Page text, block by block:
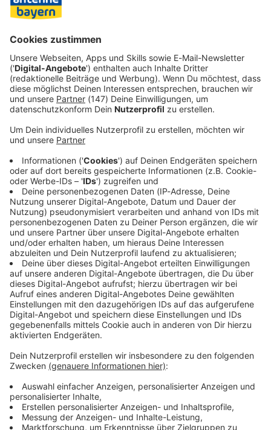
zur Kenntnis genommen habe, bleibt es schockierend,
dass jemand diesen Gedankengang nicht nur haben,
sondern auch verschriftlichen und verschicken würde.»
Immer auf dem Laufenden
bleiben!
Verpass' nichts mehr - mit unserem kostenlosen
ANTENNE BAYERN Newsletter. Ob Nachrichten,
Lifestyle oder unsere neuesten Aktionen - wir
informieren dich.
Zum Newsletter anmelden